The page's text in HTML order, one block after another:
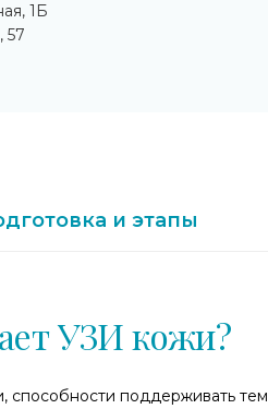
1Б
57
и этапы
УЗИ кожи?
способности поддерживать